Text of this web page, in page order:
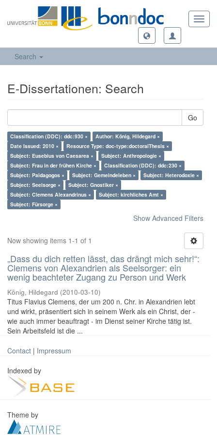
Search
E-Dissertationen: Search
Go
Classification (DDC): ddc:930 ×
Author: König, Hildegard ×
Date Issued: 2010 ×
Resource Type: doc-type:doctoralThesis ×
Subject: Eusebius von Caesarea ×
Subject: Anthropologie ×
Subject: Frau in der frühen Kirche ×
Classification (DDC): ddc:230 ×
Subject: Paidagogos ×
Subject: Gemeindeleben ×
Subject: Heterodoxie ×
Subject: Seelsorge ×
Subject: Gnostiker ×
Subject: Clemens Alexandrinus ×
Subject: kirchliches Amt ×
Subject: Fürsorge ×
Show Advanced Filters
Now showing items 1-1 of 1
„Dass du dich retten lässt, das drängt mich sehr!“:
Clemens von Alexandrien als Seelsorger: ein
wenig beachteter Zugang zu Person und Werk
König, Hildegard (2010-03-10)
Titus Flavius Clemens, der um 200 n. Chr. in Alexandrien lebt
und wirkt, präsentiert sich in seinem Werk als ein Christ, der -
wie auch immer beauftragt - im Dienst seiner Kirche tätig ist.
Sein Arbeitsfeld ist die ...
Contact | Impressum
Indexed by
Theme by